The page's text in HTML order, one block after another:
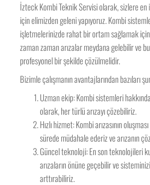
İzteck Kombi Teknik Servisi olarak, sizlere
için elimizden geleni yapıyoruz. Kombi
işletmelerinizde rahat bir ortam sağlamak
zaman zaman arızalar meydana gelebilir ve bu
profesyonel bir şekilde çözülmelidir.
Bizimle çalışmanın avantajlarından bazıları
Uzman ekip: Kombi sistemleri
olarak, her türlü arızayı çözebiliriz.
Hızlı hizmet: Kombi arızasının
sürede müdahale ederiz ve arızanın
Güncel teknoloji: En son teknolojileri
arızaların önüne geçebilir ve
arttırabiliriz.